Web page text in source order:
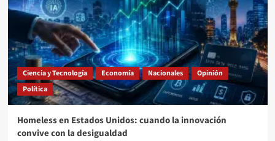
Ciencia y Tecnología Economía Nacionales
Opinión
Política
Homeless en Estados Unidos: cuando la innovación
convive con la desigualdad